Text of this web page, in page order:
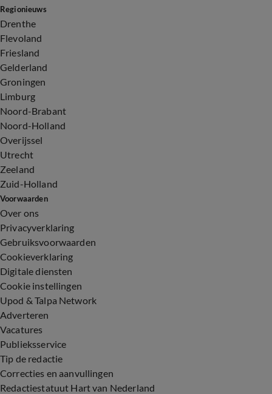
Regionieuws
Drenthe
Flevoland
Friesland
Gelderland
Groningen
Limburg
Noord-Brabant
Noord-Holland
Overijssel
Utrecht
Zeeland
Zuid-Holland
Voorwaarden
Over ons
Privacyverklaring
Gebruiksvoorwaarden
Cookieverklaring
Digitale diensten
Cookie instellingen
Upod & Talpa Network
Adverteren
Vacatures
Publieksservice
Tip de redactie
Correcties en aanvullingen
Redactiestatuut Hart van Nederland